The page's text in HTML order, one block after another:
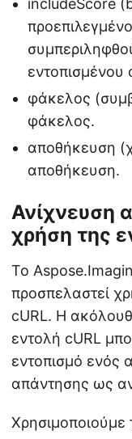
includeScore
εντοπισμένου
φάκελος
φάκελος.
αποθήκευση
αποθήκευση.
Ανίχνευση
χρήση της
Το
προσπελαστεί
cURL. Η
εντολή cURL
εντοπισμό ενός
απάντησης ως